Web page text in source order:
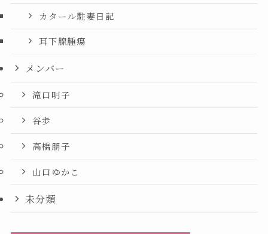
カタール駐妻日記
耳下腺腫瘍
メンバー
滝口明子
谷歩
高橋朋子
山口ゆかこ
未分類